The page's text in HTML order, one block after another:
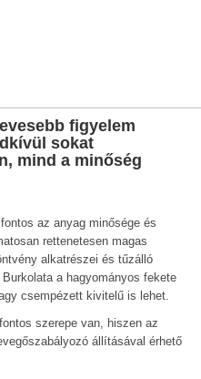
figyelem
sokat
mind a minőség
az anyag minősége és
rettenetesen magas
alkatrészei és tűzálló
a hagyományos fekete
csempézett kivitelű is lehet.
szerepe van, hiszen az
állításával érhető